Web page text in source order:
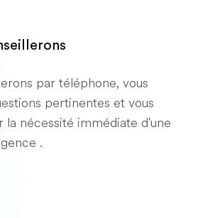
par téléphone, vous
pertinentes et vous
la nécessité immédiate d'une
.